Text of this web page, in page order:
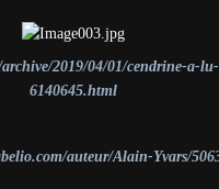
2019/04/01/cendrine-a-
6140645.html
auteur/Alain-Yvars/